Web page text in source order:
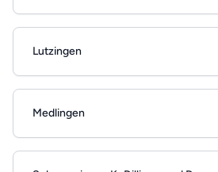
Lutzingen
Medlingen